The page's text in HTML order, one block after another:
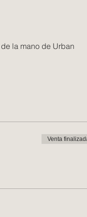
la mano de Urban
Venta